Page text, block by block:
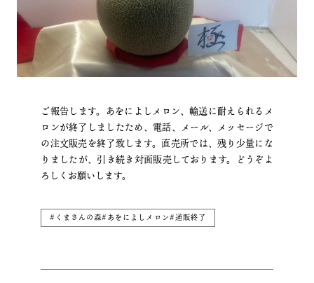
ご報告します。あをによしメロン、輸送に耐えられるメ
ロンが終了しましたため、電話、メール、メッセージで
の注文販売を終了致します。直売所では、残り少量にな
りましたが、引き続き対面販売しております。どうぞよ
ろしくお願いします。
#くまさんの森#あをによしメロン#通販終了